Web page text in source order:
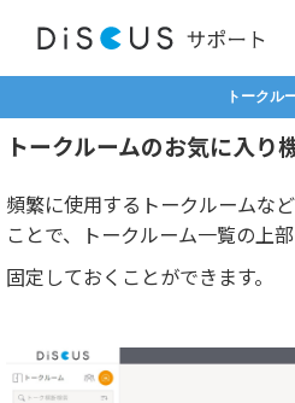
トークル
トークルームのお気に入り
頻繁に使用するトークルームな
ことで、トークルーム一覧の上
固定しておくことができます。